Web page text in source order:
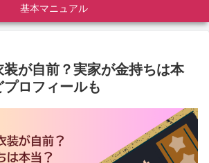
基本マニュアル
が自前？実家が金持ちは本
ロフィールも